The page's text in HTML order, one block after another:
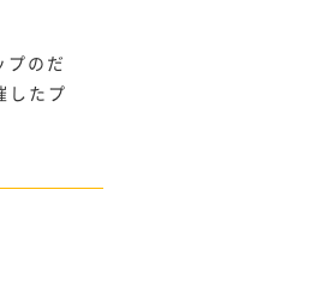
のだ
したプ